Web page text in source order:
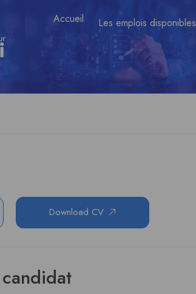
Accueil Les emplois disponibles
Download CV